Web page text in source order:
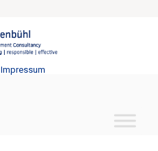
Impressum